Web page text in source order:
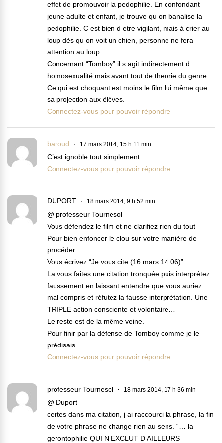
effet de promouvoir la pedophilie. En confondant
jeune adulte et enfant, je trouve qu on banalise la
pedophilie. C est bien d etre vigilant, mais à crier au
loup dès qu on voit un chien, personne ne fera
attention au loup.
Concernant “Tomboy” il s agit indirectement d
homosexualité mais avant tout de theorie du genre.
Ce qui est choquant est moins le film lui même que
sa projection aux élèves.
Connectez-vous pour pouvoir répondre
baroud 17 mars 2014, 15 h 11 min
C’est ignoble tout simplement….
Connectez-vous pour pouvoir répondre
DUPORT 18 mars 2014, 9 h 52 min
@ professeur Tournesol
Vous défendez le film et ne clarifiez rien du tout
Pour bien enfoncer le clou sur votre manière de
procéder…
Vous écrivez “Je vous cite (16 mars 14:06)”
La vous faites une citation tronquée puis interprétez
faussement en laissant entendre que vous auriez
mal compris et réfutez la fausse interprétation. Une
TRIPLE action consciente et volontaire…
Le reste est de la même veine.
Pour finir par la défense de Tomboy comme je le
prédisais…
Connectez-vous pour pouvoir répondre
professeur Tournesol 18 mars 2014, 17 h 36 min
@ Duport
certes dans ma citation, j ai raccourci la phrase, la fin
de votre phrase ne change rien au sens. “… la
gerontophilie QUI N EXCLUT D AILLEURS